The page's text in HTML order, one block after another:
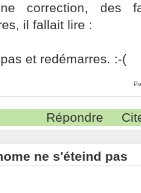
correction, des
il fallait lire :
et redémarres. :-(
Répondre
ne s'éteind pas